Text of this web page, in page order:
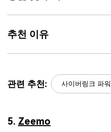
추천 이유
관련 추천: 사이버링크 파
5. Zeemo